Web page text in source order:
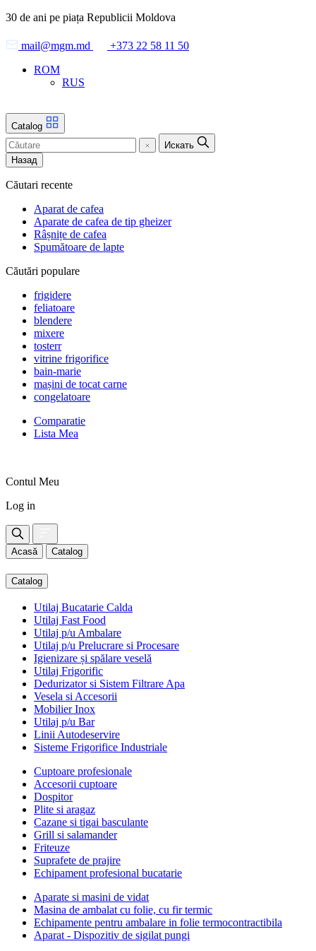
Skip
the
content
30 de ani pe piața Republicii Moldova
mail@mgm.md
+373 22 58 11 50
ROM
RUS
Catalog
Искать
Назад
Căutari recente
Aparat de cafea
Aparate de cafea de tip gheizer
Râșnițe de cafea
Spumătoare de lapte
Căutări populare
frigidere
feliatoare
blendere
mixere
tosterr
vitrine frigorifice
bain-marie
mașini de tocat carne
congelatoare
Comparatie
Lista Mea
Contul Meu
Log in
Acasă Catalog
Catalog
Utilaj Bucatarie Calda
Utilaj Fast Food
Utilaj p/u Ambalare
Utilaj p/u Prelucrare si Procesare
Igienizare și spălare veselă
Utilaj Frigorific
Dedurizator si Sistem Filtrare Apa
Vesela si Accesorii
Mobilier Inox
Utilaj p/u Bar
Linii Autodeservire
Sisteme Frigorifice Industriale
Cuptoare profesionale
Accesorii cuptoare
Dospitor
Plite si aragaz
Cazane si tigai basculante
Grill si salamander
Friteuze
Suprafete de prajire
Echipament profesional bucatarie
Aparate si masini de vidat
Masina de ambalat cu folie, cu fir termic
Echipamente pentru ambalare in folie termocontractibila
Aparat - Dispozitiv de sigilat pungi